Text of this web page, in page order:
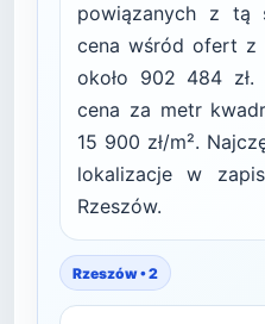
powiązanych z tą
cena wśród ofert z
około 902 484 zł.
cena za metr
15 900 zł/m².
lokalizacje w
Rzeszów.
Rzeszów • 2